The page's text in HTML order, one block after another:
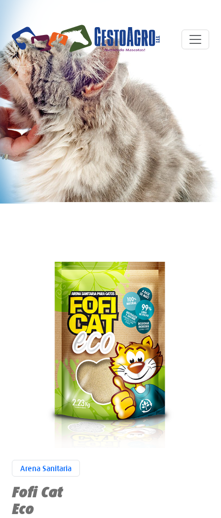
Arena Sanitaria
Fofi Cat
Eco